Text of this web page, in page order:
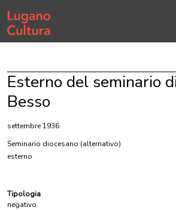
Home page
Esterno del seminario
Besso
settembre 1936
Seminario diocesano (alternativo)
esterno
Tipologia
negativo